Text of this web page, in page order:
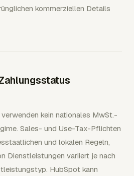
kommerziellen Details
kein nationales MwSt.-
Sales- und Use-Tax-Pflichten
und lokalen Regeln,
Dienstleistungen variiert je nach
HubSpot kann